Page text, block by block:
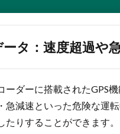
タ：速度超過や
ーダーに搭載されたGPS
急減速といった危険な運
たりすることができます。